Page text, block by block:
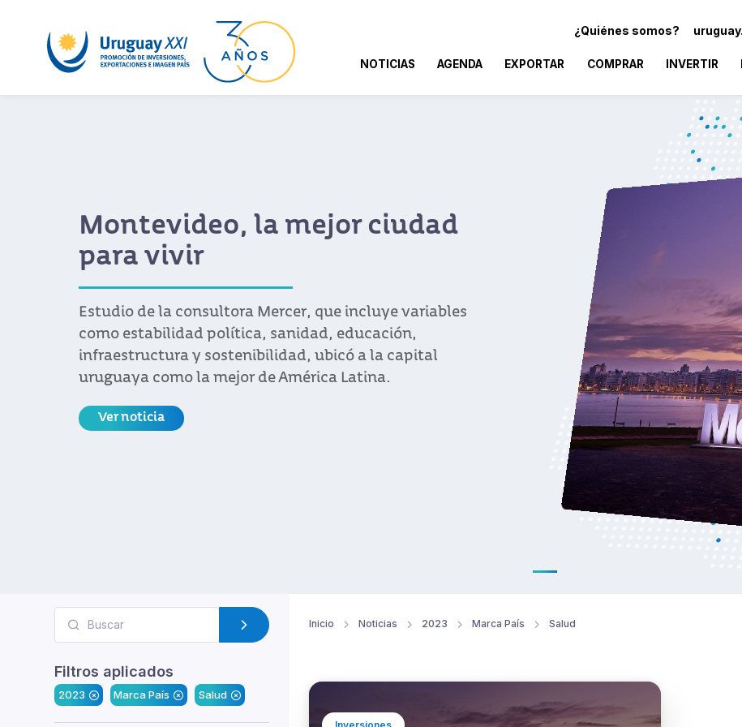
¿Quiénes somos?
NOTICIAS AGENDA EXPORTAR COMPRAR INVERTIR
Montevideo, la mejor ciudad
para vivir
Estudio de la consultora Mercer, que incluye variables
como estabilidad política, sanidad, educación,
infraestructura y sostenibilidad, ubicó a la capital
uruguaya como la mejor de América Latina.
Ver noticia
Filtros aplicados
2023 Marca País Salud
Inicio Noticias 2023 Marca País Salud